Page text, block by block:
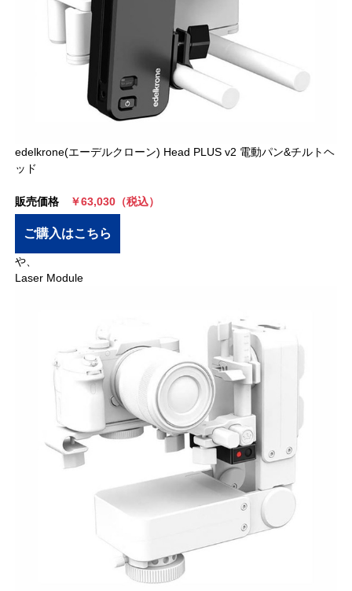
edelkrone(エーデルクローン) Head PLUS v2 電動パン&チルトヘ
ッド
販売価格 ￥63,030（税込）
ご購入はこちら
や、
Laser Module